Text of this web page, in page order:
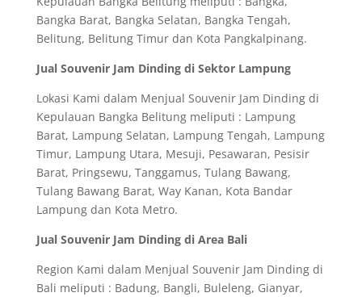
Bangka Barat, Bangka Selatan, Bangka Tengah,
Belitung, Belitung Timur dan Kota Pangkalpinang.
Jual Souvenir Jam Dinding di Sektor Lampung
Lokasi Kami dalam Menjual Souvenir Jam Dinding di
Kepulauan Bangka Belitung meliputi : Lampung
Barat, Lampung Selatan, Lampung Tengah, Lampung
Timur, Lampung Utara, Mesuji, Pesawaran, Pesisir
Barat, Pringsewu, Tanggamus, Tulang Bawang,
Tulang Bawang Barat, Way Kanan, Kota Bandar
Lampung dan Kota Metro.
Jual Souvenir Jam Dinding di Area Bali
Region Kami dalam Menjual Souvenir Jam Dinding di
Bali meliputi : Badung, Bangli, Buleleng, Gianyar,